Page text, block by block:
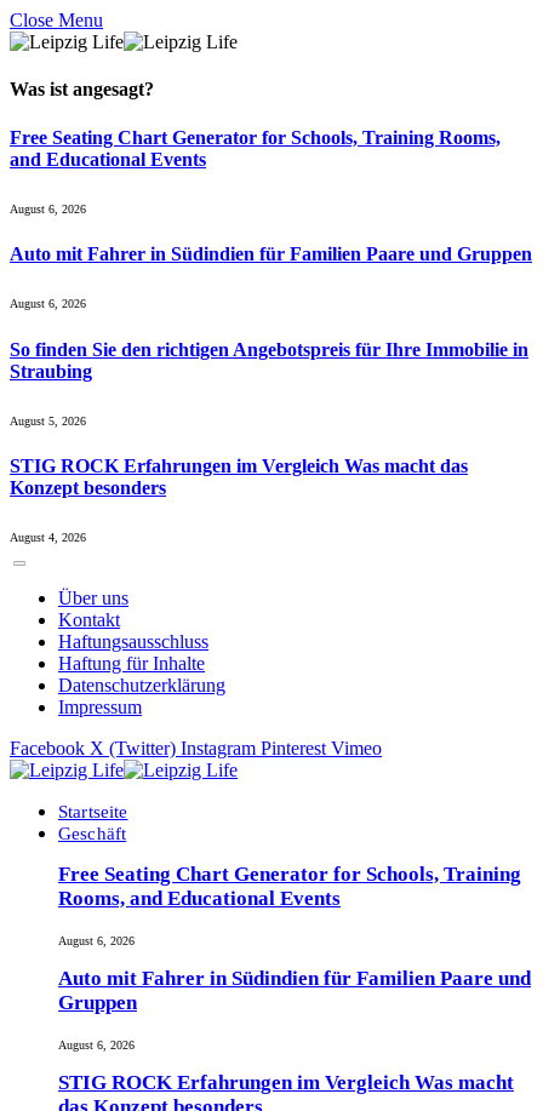
Close Menu
Was ist angesagt?
Free Seating Chart Generator for Schools, Training Rooms,
and Educational Events
August 6, 2026
Auto mit Fahrer in Südindien für Familien Paare und Gruppen
August 6, 2026
So finden Sie den richtigen Angebotspreis für Ihre Immobilie in
Straubing
August 5, 2026
STIG ROCK Erfahrungen im Vergleich Was macht das
Konzept besonders
August 4, 2026
Über uns
Kontakt
Haftungsausschluss
Haftung für Inhalte
Datenschutzerklärung
Impressum
Facebook X (Twitter) Instagram Pinterest Vimeo
Startseite
Geschäft
Free Seating Chart Generator for Schools, Training
Rooms, and Educational Events
August 6, 2026
Auto mit Fahrer in Südindien für Familien Paare und
Gruppen
August 6, 2026
STIG ROCK Erfahrungen im Vergleich Was macht